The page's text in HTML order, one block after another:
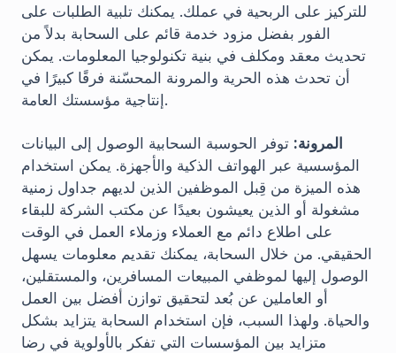
للتركيز على الربحية في عملك. يمكنك تلبية الطلبات على
الفور بفضل مزود خدمة قائم على السحابة بدلاً من
تحديث معقد ومكلف في بنية تكنولوجيا المعلومات. يمكن
أن تحدث هذه الحرية والمرونة المحسّنة فرقًا كبيرًا في
إنتاجية مؤسستك العامة.
المرونة: توفر الحوسبة السحابية الوصول إلى البيانات
المؤسسية عبر الهواتف الذكية والأجهزة. يمكن استخدام
هذه الميزة من قِبل الموظفين الذين لديهم جداول زمنية
مشغولة أو الذين يعيشون بعيدًا عن مكتب الشركة للبقاء
على اطلاع دائم مع العملاء وزملاء العمل في الوقت
الحقيقي. من خلال السحابة، يمكنك تقديم معلومات يسهل
الوصول إليها لموظفي المبيعات المسافرين، والمستقلين،
أو العاملين عن بُعد لتحقيق توازن أفضل بين العمل
والحياة. ولهذا السبب، فإن استخدام السحابة يتزايد بشكل
متزايد بين المؤسسات التي تفكر بالأولوية في رضا